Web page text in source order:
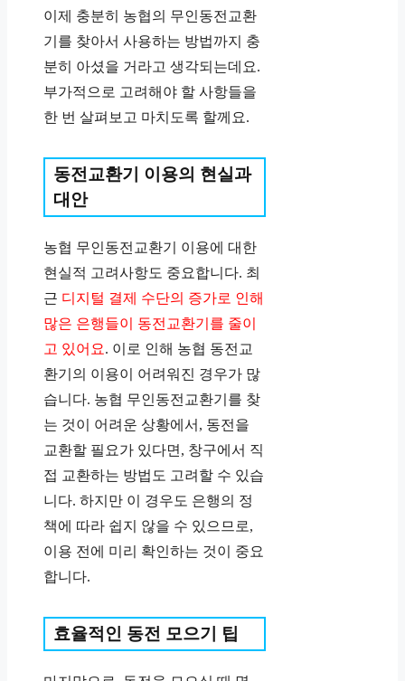
이제 충분히 농협의 무인동전교환
기를 찾아서 사용하는 방법까지 충
분히 아셨을 거라고 생각되는데요.
부가적으로 고려해야 할 사항들을
한 번 살펴보고 마치도록 할께요.
동전교환기 이용의 현실과
대안
농협 무인동전교환기 이용에 대한
현실적 고려사항도 중요합니다. 최
근 디지털 결제 수단의 증가로 인해
많은 은행들이 동전교환기를 줄이
고 있어요. 이로 인해 농협 동전교
환기의 이용이 어려워진 경우가 많
습니다. 농협 무인동전교환기를 찾
는 것이 어려운 상황에서, 동전을
교환할 필요가 있다면, 창구에서 직
접 교환하는 방법도 고려할 수 있습
니다. 하지만 이 경우도 은행의 정
책에 따라 쉽지 않을 수 있으므로,
이용 전에 미리 확인하는 것이 중요
합니다​​.
효율적인 동전 모으기 팁